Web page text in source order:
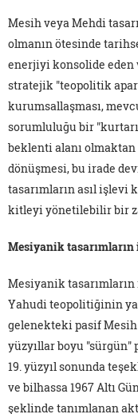
Mesih veya Mehdi
olmanın ötesinde
enerjiyi konsolide eden
stratejik "teopolitik
kurumsallaşması,
sorumluluğu bir
beklenti alanı
dönüşmesi, bu irade
tasarımların asıl işlevi
kitleyi yönetilebilir bir
Mesiyanik
Mesiyanik
Yahudi teopolitiğinin
gelenekteki pasif
yüzyıllar boyu
19. yüzyıl sonunda
ve bilhassa 1967 Altı
şeklinde tanımlanan